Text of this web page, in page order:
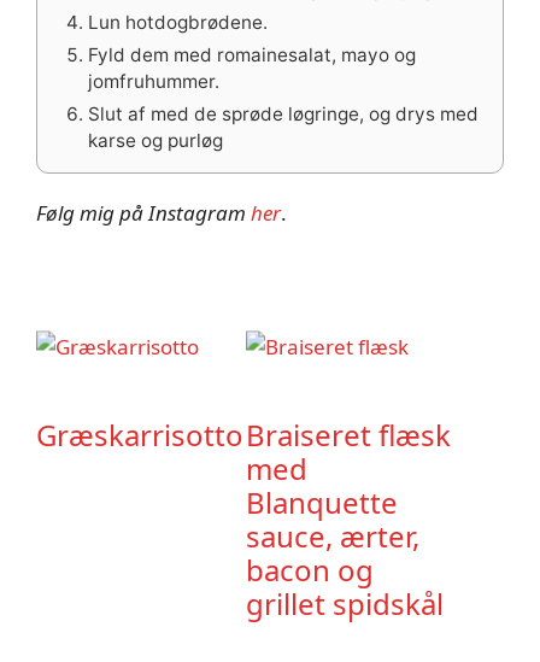
Lun hotdogbrødene.
Fyld dem med romainesalat, mayo og
jomfruhummer.
Slut af med de sprøde løgringe, og drys med
karse og purløg
Følg mig på Instagram her.
GræskarrisottoBraiseret flæsk
med
Blanquette
sauce, ærter,
bacon og
grillet spidskål